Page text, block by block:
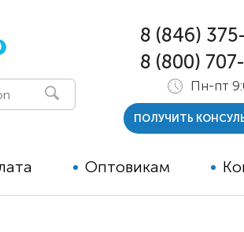
Оптовикам
8 (846)
8 (800)
Пн-пт
ПОЛУЧИТЬ